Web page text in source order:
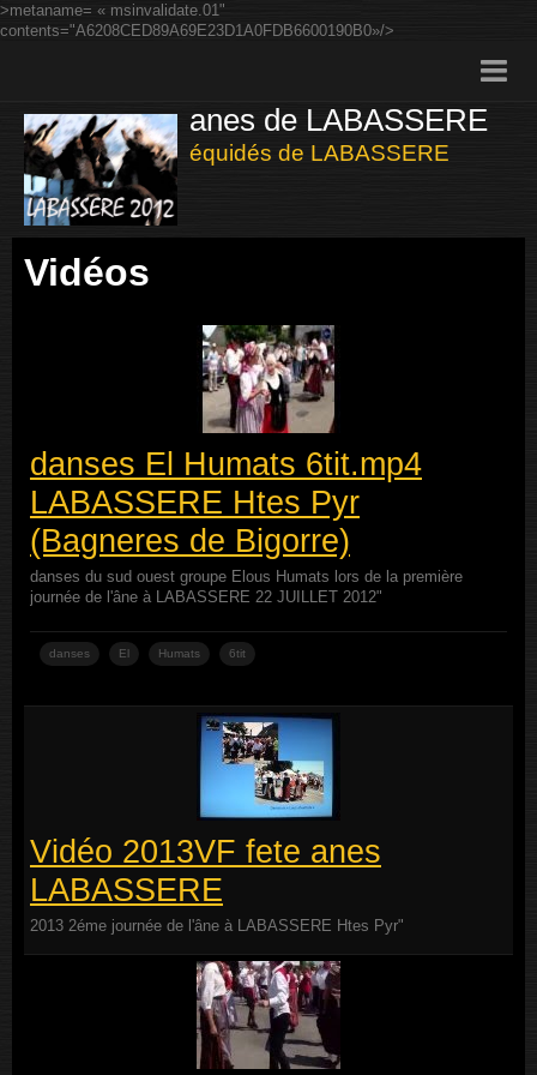
>metaname= « msinvalidate.01"
contents="A6208CED89A69E23D1A0FDB6600190B0»/>
Page d'accueil
Contact
Jnee de l'âne LABASSERE 22 Juillet 2012
Agenda
Forums de discussion
anes de LABASSERE
équidés de LABASSERE
Vidéos
danses El Humats 6tit.mp4
LABASSERE Htes Pyr
(Bagneres de Bigorre)
danses du sud ouest groupe Elous Humats lors de la première
journée de l'âne à LABASSERE 22 JUILLET 2012"
danses El Humats 6tit
Vidéo 2013VF fete anes
LABASSERE
2013 2éme journée de l'âne à LABASSERE Htes Pyr"